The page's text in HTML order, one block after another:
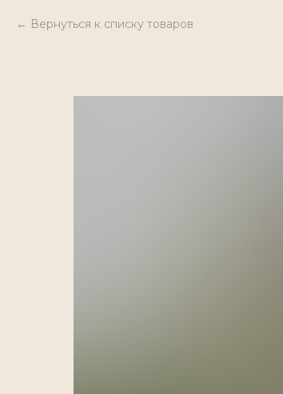
Вернуться к списку товаров